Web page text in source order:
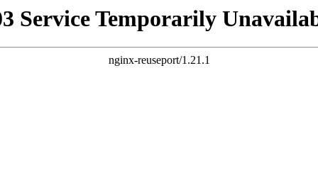
Service Temporarily
nginx-reuseport/1.21.1